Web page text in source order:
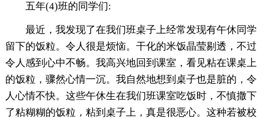
五年(4)班的同学们:
最近，我发现了在我们班桌子上经常发现有午休同学
留下的饭粒。令人很是烦恼。干化的米饭晶莹剔透，不过
令人感到心中不畅。我高兴地回到课室，看见粘在课桌上
的饭粒，骤然心情一沉。我自然地想到桌子也是脏的，令
人心情不快。这些午休生在我们班课室吃饭时，不慎撒下
了粘糊糊的饭粒，粘到桌子上，真是很恶心。这种若被校